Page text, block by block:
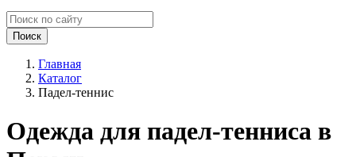
Поиск
Главная
Каталог
Падел-теннис
Одежда для падел-тенниса в